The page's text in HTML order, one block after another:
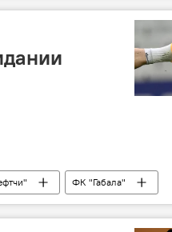
ФК "Габала"